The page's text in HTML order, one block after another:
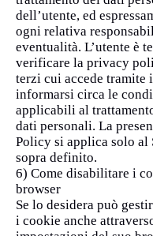
dell’utente, ed
ogni relativa
eventualità. L’utente è
verificare la privacy
terzi cui accede tramite
informarsi circa le
applicabili al
dati personali. La
Policy si applica solo al
sopra definito.
6) Come disabilitare i
browser
Se lo desidera può
i cookie anche